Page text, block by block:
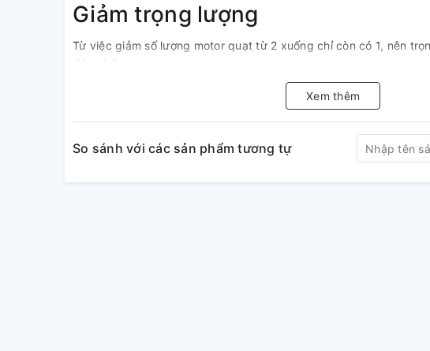
Giảm trọng lượng
Từ việc giảm số lượng motor quạt từ 2 xuống chỉ còn có 1, nên
đáng kể.
hiệu suất cao.
Cải tiến thao tác lắp đặt
Xem thêm
So sánh với các sản phẩm tương tự